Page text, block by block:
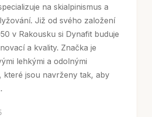
na skialpinismus a
Již od svého založení
v Rakousku si Dynafit buduje
a kvality. Značka je
lehkými a odolnými
které jsou navrženy tak, aby